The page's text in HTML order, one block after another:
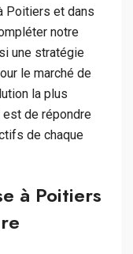
Poitiers et dans
notre
une stratégie
le marché de
la plus
de répondre
de chaque
à Poitiers